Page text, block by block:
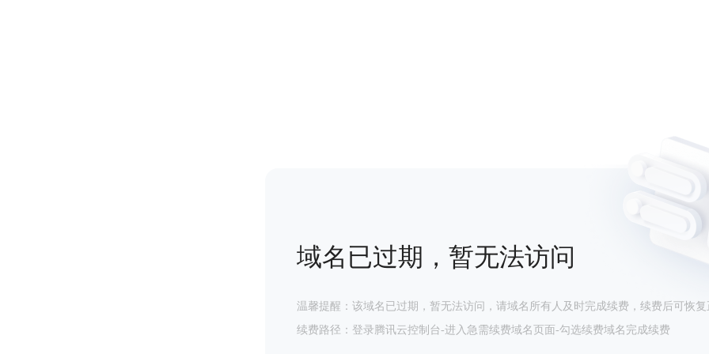
域名已过期，暂无法访问
温馨提醒：该域名已过期，暂无法访问，请域名所有人及时完成续费，续费后可恢复
续费路径：登录腾讯云控制台-进入急需续费域名页面-勾选续费域名完成续费